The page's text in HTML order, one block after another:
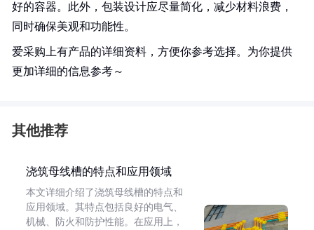
好的容器。此外，包装设计应尽量简化，减少材料浪费，
同时确保美观和功能性。
爱采购上有产品的详细资料，方便你参考选择。为你提供
更加详细的信息参考～
其他推荐
浇筑母线槽的特点和应用领域
本文详细介绍了浇筑母线槽的特点和
应用领域。其特点包括良好的电气、
机械、防火和防护性能。在应用上，